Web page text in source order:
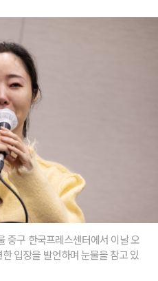
중구 한국프레스센터에서 이날 오
입장을 발언하며 눈물을 참고 있